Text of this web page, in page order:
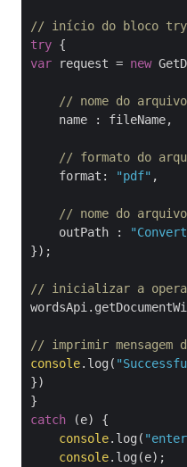
// início do bloco try
try
var request = new
// nome do
name : fileName,
// formato do
format : "pdf" ,
// nome do
outPath :
});
// inicializar a
// imprimir mensagem
console.log(
})
catch (e) {
console.log(
console.log(e);